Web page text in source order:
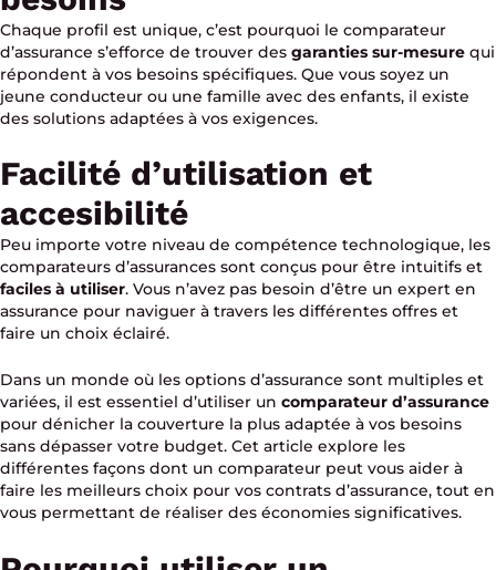
Chaque profil est unique, c’est pourquoi le comparateur
d’assurance s’efforce de trouver des garanties sur-mesure qui
répondent à vos besoins spécifiques. Que vous soyez un
jeune conducteur ou une famille avec des enfants, il existe
des solutions adaptées à vos exigences.
Facilité d’utilisation et
accesibilité
Peu importe votre niveau de compétence technologique, les
comparateurs d’assurances sont conçus pour être intuitifs et
faciles à utiliser. Vous n’avez pas besoin d’être un expert en
assurance pour naviguer à travers les différentes offres et
faire un choix éclairé.
Dans un monde où les options d’assurance sont multiples et
variées, il est essentiel d’utiliser un comparateur d’assurance
pour dénicher la couverture la plus adaptée à vos besoins
sans dépasser votre budget. Cet article explore les
différentes façons dont un comparateur peut vous aider à
faire les meilleurs choix pour vos contrats d’assurance, tout en
vous permettant de réaliser des économies significatives.